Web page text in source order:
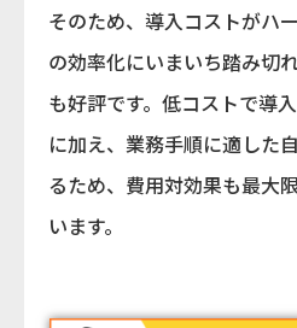
そのため、導入コストがハ
の効率化にいまいち踏み切
も好評です。低コストで導
に加え、業務手順に適した
るため、費用対効果も最大
います。